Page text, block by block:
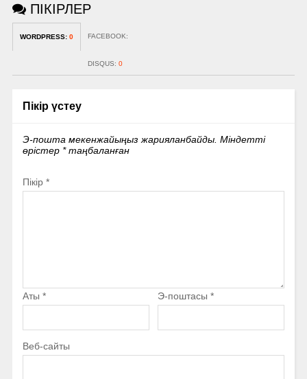
ПІКІРЛЕР
WORDPRESS: 0 FACEBOOK:
DISQUS: 0
Пікір үстеу
Э-пошта мекенжайыңыз жарияланбайды. Міндетті
өрістер *таңбаланған
Пікір *
Аты * Э-поштасы *
Веб-сайты